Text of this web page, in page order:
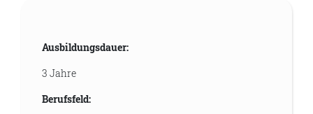
Ausbildungsdauer:
3 Jahre
Berufsfeld: